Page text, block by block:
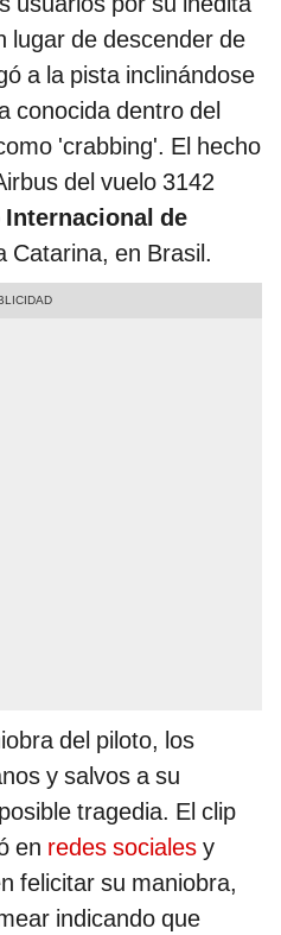
lugar de descender de
a la pista inclinándose
conocida dentro del
'crabbing'. El hecho
del vuelo 3142
de
Catarina, en Brasil.
del piloto, los
y salvos a su
tragedia. El clip
en redes sociales y
felicitar su maniobra,
indicando que